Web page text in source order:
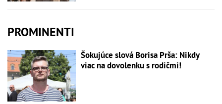
PROMINENTI
Šokujúce slová Borisa Prša: Nikdy
viac na dovolenku s rodičmi!